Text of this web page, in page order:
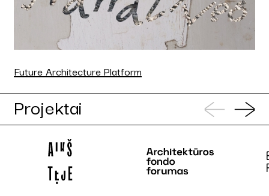
Future Architecture Platform
Projektai